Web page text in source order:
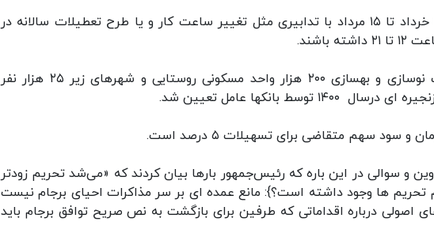
* همچنین صنایع بزرگ موظف شدن از ۱۵ خرداد تا ۱۵ مرداد با تدابیری مثل تغییر ساعت کار و یا طرح تعطیلات سالانه در
* در یک مصوبه دیگری پرداخت تسهیلات نوسازی و بهسازی ۲۰۰ هزار واحد مسکونی روستایی و شهرهای زیر ۲۵ هزار نفر
بانکها عامل تعیین شد.
وین و سوالی در این باره که رئیس‌جمهور بارها بیان کردند که «می‌شد تحریم زودتر
تحریم ها وجود داشته است؟}: مانع عمده ای بر سر مذاکرات احیای برجام نیست
اصولی درباره اقداماتی که طرفین برای بازگشت به نص صریح توافق برجام باید